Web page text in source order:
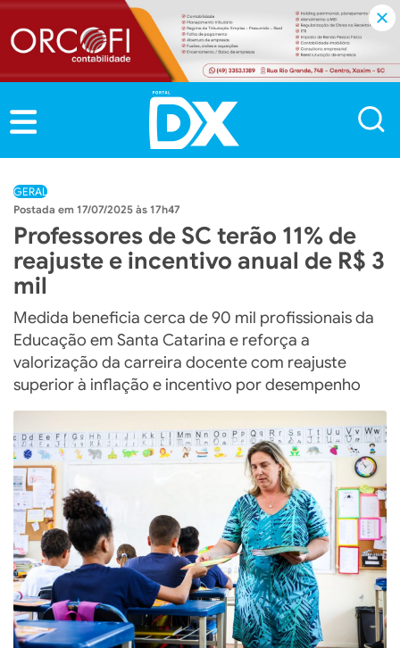
GERAL
17/07/2025 às 17h47
Professores de SC terão 11% de
reajuste e incentivo anual de R$ 3
mil
Medida beneficia cerca de 90 mil profissionais da
Educação em Santa Catarina e reforça a
valorização da carreira docente com reajuste
superior à inflação e incentivo por desempenho